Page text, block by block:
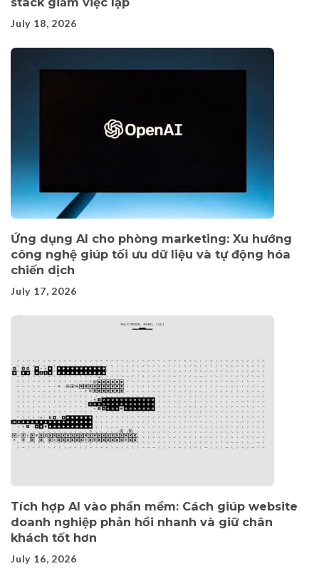
July 18, 2026
Ứng dụng AI cho phòng marketing: Xu hướng
công nghệ giúp tối ưu dữ liệu và tự động hóa
chiến dịch
July 17, 2026
Tích hợp AI vào phần mềm: Cách giúp website
doanh nghiệp phản hồi nhanh và giữ chân
khách tốt hơn
July 16, 2026